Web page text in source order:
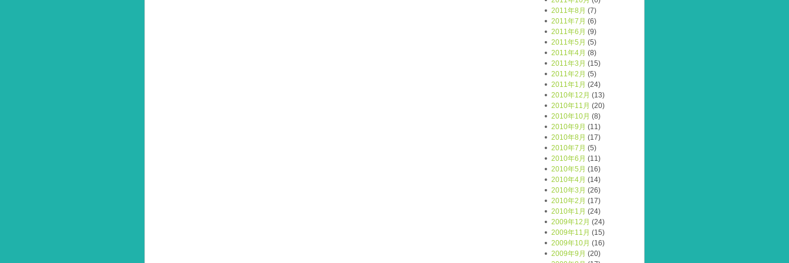
2011年8月 (7)
2011年7月 (6)
2011年6月 (9)
2011年5月 (5)
2011年4月 (8)
2011年3月 (15)
2011年2月 (5)
2011年1月 (24)
2010年12月 (13)
2010年11月 (20)
2010年10月 (8)
2010年9月 (11)
2010年8月 (17)
2010年7月 (5)
2010年6月 (11)
2010年5月 (16)
2010年4月 (14)
2010年3月 (26)
2010年2月 (17)
2010年1月 (24)
2009年12月 (24)
2009年11月 (15)
2009年10月 (16)
2009年9月 (20)